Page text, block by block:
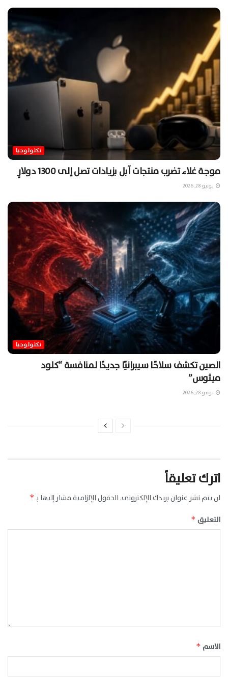
تكنولوجيا
موجة غلاء تضرب منتجات آبل بزيادات تصل إلى 1300 دولارٍ
يونيو 28, 2026
تكنولوجيا
الصين تكشف سلاحًا سيبرانيًا جديدًا لمنافسة “كلود
ميثوس”
يونيو 28, 2026
اترك تعليقاً
لن يتم نشر عنوان بريدك الإلكتروني. الحقول الإلزامية مشار إليها بـ*
التعليق *
الاسم *